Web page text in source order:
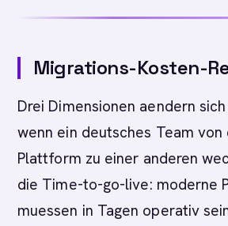
Migrations-Kosten-
Drei Dimensionen aendern
wenn ein deutsches Team von
Plattform zu einer anderen
die Time-to-go-live: moderne
muessen in Tagen operativ